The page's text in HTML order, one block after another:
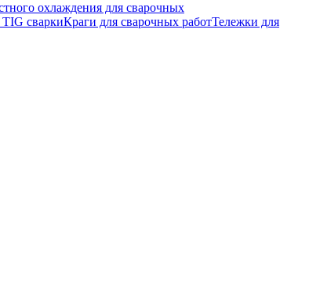
охлаждения для сварочных
сваркиКраги для сварочных работТележки для